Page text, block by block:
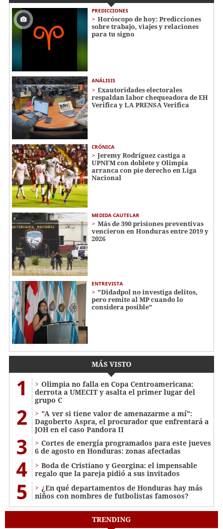
PREDICCIONES
Horóscopo de hoy: Predicciones
sobre trabajo, viajes y relaciones
para tu signo
ANÁLISIS
Exautoridades electorales
respaldan labor chequeadora de EH
Verifica y LA PRENSA Verifica
CRÓNICA
Jeremy Rodríguez castiga a
UPNFM con doblete y Olimpia
arranca con pie derecho en Liga
Nacional
MEDIDA CAUTELAR
Más de 390 prisiones preventivas
vencieron en Honduras entre 2019 y
2026
ENTREVISTA
"Didadpol no investiga delitos,
pero remite al MP cuando lo
considera posible"
MÁS VISTO
1
Olimpia no falla en Copa Centroamericana:
derrota a UMECIT y asalta el primer lugar del
grupo C
2
"A ver si tiene valor de amenazarme a mí":
Dagoberto Aspra, el procurador que enfrentará a
JOH en el caso Pandora II
3
Cortes de energía programados para este jueves
6 de agosto en Honduras: zonas afectadas
4
Boda de Cristiano y Georgina: el impensable
regalo que la pareja pidió a sus invitados
5
¿En qué departamentos de Honduras hay más
niños con nombres de futbolistas famosos?
TRENDING